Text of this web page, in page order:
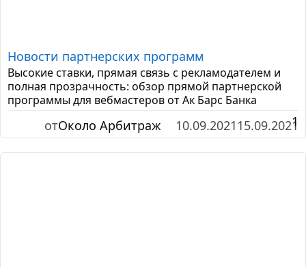
1
Новости партнерских программ
Высокие ставки, прямая связь с рекламодателем и
полная прозрачность: обзор прямой партнерской
программы для вебмастеров от Ак Барс Банка
отОколо Арбитраж 10.09.2021 15.09.2021